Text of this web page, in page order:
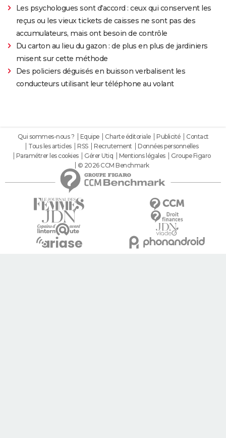
Les psychologues sont d'accord : ceux qui conservent les
reçus ou les vieux tickets de caisses ne sont pas des
accumulateurs, mais ont besoin de contrôle
Du carton au lieu du gazon : de plus en plus de jardiniers
misent sur cette méthode
Des policiers déguisés en buisson verbalisent les
conducteurs utilisant leur téléphone au volant
Qui sommes-nous ? Equipe Charte éditoriale Publicité
Contact
Tous les articles
RSS Recrutement
Données personnelles
Paramétrer les cookies
Gérer Utiq Mentions légales
Groupe Figaro
© 2026 CCM Benchmark